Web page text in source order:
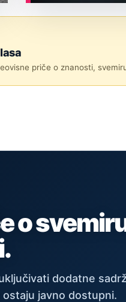
priče o znanosti,
o
dodatne
javno dostupni.